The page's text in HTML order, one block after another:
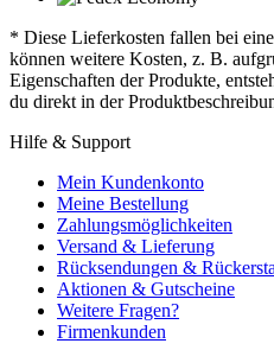
* Diese Lieferkosten fallen bei
können weitere Kosten, z. B.
Eigenschaften der Produkte,
du direkt in der
Hilfe & Support
Mein Kundenkonto
Meine Bestellung
Zahlungsmöglichkeiten
Versand & Lieferung
Rücksendungen &
Aktionen & Gutscheine
Weitere Fragen?
Firmenkunden